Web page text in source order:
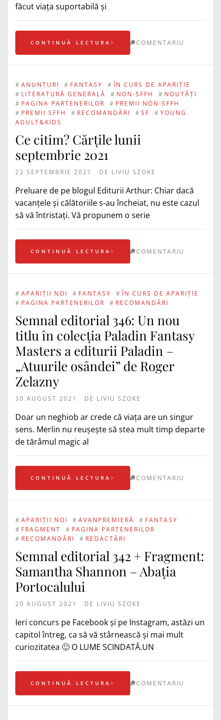
făcut viața suportabilă și
CONTINUĂ LECTURA COMENTARIU
# ANUNȚURI # FANTASY # ÎN CURS DE APARIȚIE
# LITERATURĂ GENERALĂ # NON-SFFH # NOUTĂȚI
# PAGINA PARTENERILOR # PREMII NON-SFFH
# PREMII SFFH # RECOMANDĂRI # SF # YOUNG
ADULT&KIDS
Ce citim? Cărțile lunii
septembrie 2021
22 SEPTEMBRIE 2021 DE LIVIU SZOKE
Preluare de pe blogul Editurii Arthur: Chiar dacă
vacanțele și călătoriile s-au încheiat, nu este cazul
să vă întristați. Vă propunem o serie
CONTINUĂ LECTURA COMENTARIU
# APARIȚII NOI # FANTASY # ÎN CURS DE APARIȚIE
# PAGINA PARTENERILOR # RECOMANDĂRI
Semnal editorial 346: Un nou
titlu în colecția Paladin Fantasy
Masters a editurii Paladin –
„Atuurile osândei” de Roger
Zelazny
30 AUGUST 2021 DE LIVIU SZOKE
Doar un neghiob ar crede că viața are un singur
sens. Merlin nu reușește să stea mult timp departe
de tărâmul magic al
CONTINUĂ LECTURA COMENTARIU
# APARIȚII NOI # AVANPREMIERĂ # FANTASY
# FRAGMENT # PAGINA PARTENERILOR
# RECOMANDĂRI # REDACTĂRI
Semnal editorial 342 + Fragment:
Samantha Shannon – Abația
Portocalului
20 AUGUST 2021 DE LIVIU SZOKE
Ieri concurs pe Facebook și pe Instagram, astăzi un
capitol întreg, ca să vă stârnească și mai mult
curiozitatea 🙂 O LUME SCINDATĂ.UN
CONTINUĂ LECTURA COMENTARIU